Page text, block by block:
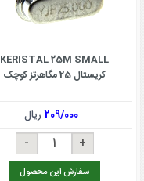
KERISTAL 25M SMALL
کریستال 25 مگاهرتز کوچک
209/000ریال
سفارش این محصول